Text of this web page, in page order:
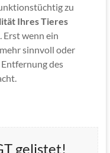
zu
Ihres Tieres
Erst wenn ein
sinnvoll oder
des
gelistet!